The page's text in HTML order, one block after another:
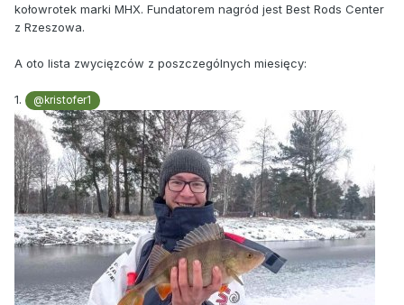
kołowrotek marki MHX. Fundatorem nagród jest Best Rods Center
z Rzeszowa.
A oto lista zwycięzców z poszczególnych miesięcy:
1. @kristofer1